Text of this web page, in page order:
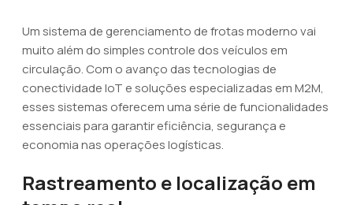
Um sistema de gerenciamento de frotas moderno vai
muito além do simples controle dos veículos em
circulação. Com o avanço das tecnologias de
conectividade IoT e soluções especializadas em M2M,
esses sistemas oferecem uma série de funcionalidades
essenciais para garantir eficiência, segurança e
economia nas operações logísticas.
Rastreamento e localização em